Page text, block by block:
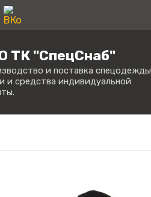
ТК "СпецСнаб"
и поставка спецодежды
и средства индивидуальной